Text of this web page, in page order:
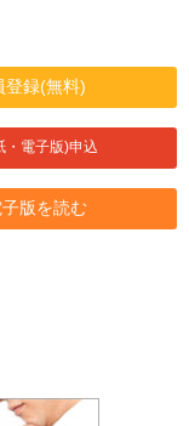
登録(無料)
・電子版)申込
子版を読む